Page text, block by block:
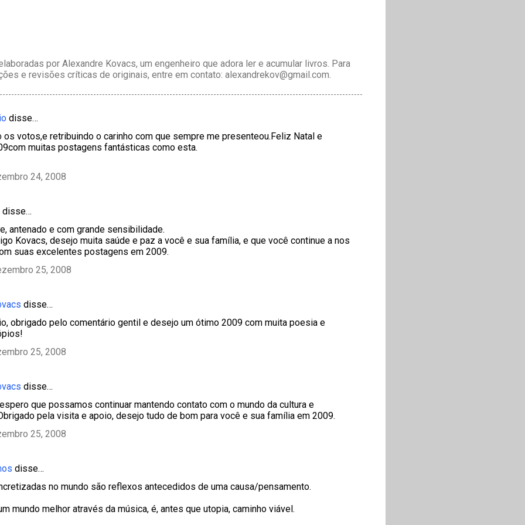
por Alexandre Kovacs, um engenheiro que adora ler e acumular livros. Para
e revisões críticas de originais, entre em contato: alexandrekov@gmail.com.
disse…
os votos,e retribuindo o carinho com que sempre me presenteou.Feliz Natal e
muitas postagens fantásticas como esta.
24, 2008
disse…
antenado e com grande sensibilidade.
Kovacs, desejo muita saúde e paz a você e sua família, e que você continue a nos
suas excelentes postagens em 2009.
25, 2008
disse…
obrigado pelo comentário gentil e desejo um ótimo 2009 com muita poesia e
25, 2008
disse…
que possamos continuar mantendo contato com o mundo da cultura e
pela visita e apoio, desejo tudo de bom para você e sua família em 2009.
25, 2008
disse…
no mundo são reflexos antecedidos de uma causa/pensamento.
mundo melhor através da música, é, antes que utopia, caminho viável.